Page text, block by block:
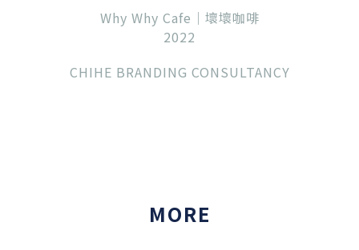
Why Why Cafe｜壞壞咖啡
2022
CHIHE BRANDING CONSULTANCY
MORE